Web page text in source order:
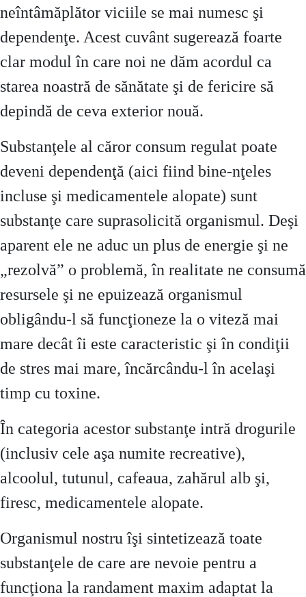
neîntâmăplător viciile se mai numesc şi
dependenţe. Acest cuvânt sugerează foarte
clar modul în care noi ne dăm acordul ca
starea noastră de sănătate şi de fericire să
depindă de ceva exterior nouă.
Substanţele al căror consum regulat poate
deveni dependenţă (aici fiind bine-nţeles
incluse şi medicamentele alopate) sunt
substanţe care suprasolicită organismul. Deşi
aparent ele ne aduc un plus de energie şi ne
„rezolvă” o problemă, în realitate ne consumă
resursele şi ne epuizează organismul
obligându-l să funcţioneze la o viteză mai
mare decât îi este caracteristic şi în condiţii
de stres mai mare, încărcându-l în acelaşi
timp cu toxine.
În categoria acestor substanţe intră drogurile
(inclusiv cele aşa numite recreative),
alcoolul, tutunul, cafeaua, zahărul alb şi,
firesc, medicamentele alopate.
Organismul nostru îşi sintetizează toate
substanţele de care are nevoie pentru a
funcţiona la randament maxim adaptat la